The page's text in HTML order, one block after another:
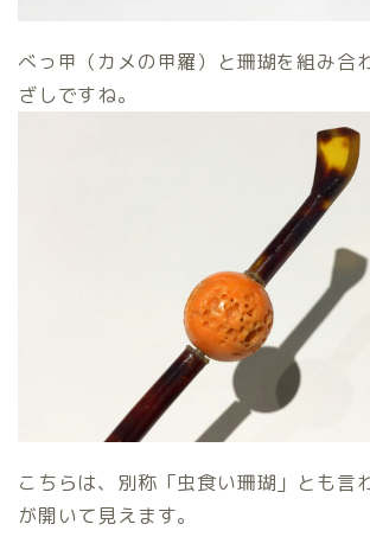
べっ甲（カメの甲羅）と珊瑚を組み合
ざしですね。
こちらは、別称「虫食い珊瑚」とも言
が開いて見えます。